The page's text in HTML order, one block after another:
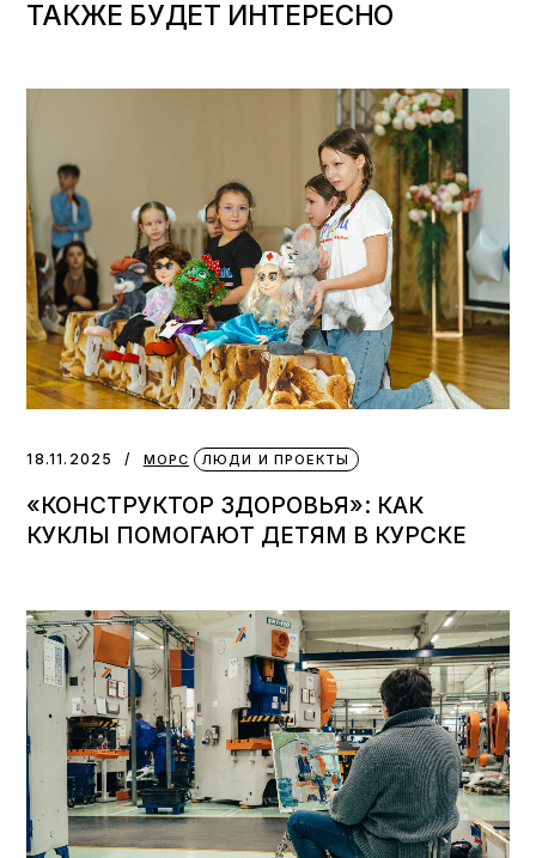
ТАКЖЕ БУДЕТ ИНТЕРЕСНО
18.11.2025 МОРС ЛЮДИ И ПРОЕКТЫ
«КОНСТРУКТОР ЗДОРОВЬЯ»: КАК
КУКЛЫ ПОМОГАЮТ ДЕТЯМ В КУРСКЕ